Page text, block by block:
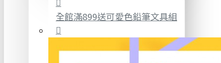
全館滿899送可愛色鉛筆文具組